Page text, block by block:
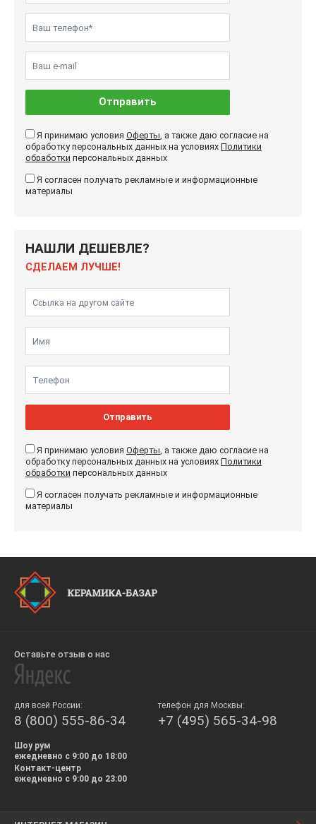
Отправить
Я принимаю условия Оферты, а также даю согласие на
обработку персональных данных на условиях Политики
обработки персональных данных
Я согласен получать рекламные и информационные
материалы
НАШЛИ ДЕШЕВЛЕ?
СДЕЛАЕМ ЛУЧШЕ!
Отправить
Я принимаю условия Оферты, а также даю согласие на
обработку персональных данных на условиях Политики
обработки персональных данных
Я согласен получать рекламные и информационные
материалы
Оставьте отзыв о нас
для всей России:
8 (800) 555-86-34
телефон для Москвы:
+7 (495) 565-34-98
Шоу рум
ежедневно с 9:00 до 18:00
Контакт-центр
ежедневно с 9:00 до 23:00